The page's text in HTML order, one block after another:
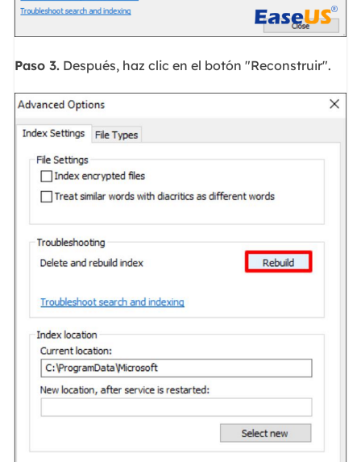
Paso 3.Después, haz clic en el botón "Reconstruir".